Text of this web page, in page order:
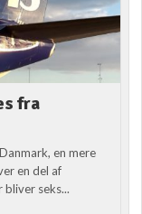
fra
en mere
en del af
seks...